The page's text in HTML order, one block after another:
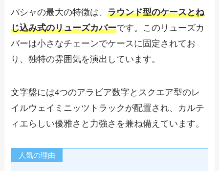
パシャの最大の特徴は、ラウンド型のケースとね
じ込み式のリューズカバーです。このリューズカ
バーは小さなチェーンでケースに固定されてお
り、独特の雰囲気を演出しています。
文字盤には4つのアラビア数字とスクエア型のレ
イルウェイミニッツトラックが配置され、カルテ
ィエらしい優雅さと力強さを兼ね備えています。
人気の理由